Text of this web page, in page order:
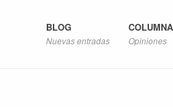
BLOG
Nuevas entradas Opiniones